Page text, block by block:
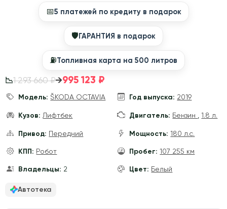
📅5 платежей по кредиту в подарок
🛡ГАРАНТИЯ в подарок
⛽️Топливная карта на 500 литров
📉1 293 660 ₽→995 123 ₽
Модель: ŠKODA OCTAVIA Год выпуска: 2019
Кузов: Лифтбек Двигатель: Бензин ,1.8 л.
Привод: Передний Мощность: 180 л.с.
КПП: Робот Пробег: 107 255 км
Владельцы: 2 Цвет: Белый
Автотека